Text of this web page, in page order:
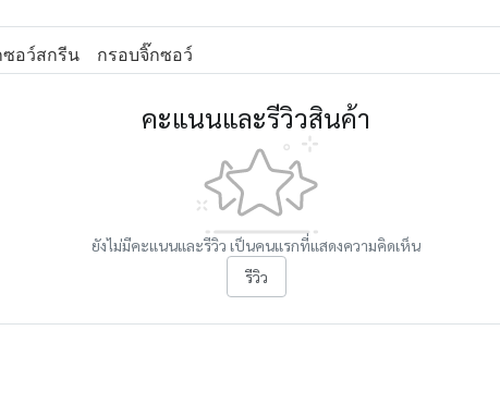
อว์สกรีน กรอบจิ๊กซอว์
คะแนนและรีวิวสินค้า
ยังไม่มีคะแนนและรีวิว เป็นคนแรกที่แสดงความคิดเห็น
รีวิว